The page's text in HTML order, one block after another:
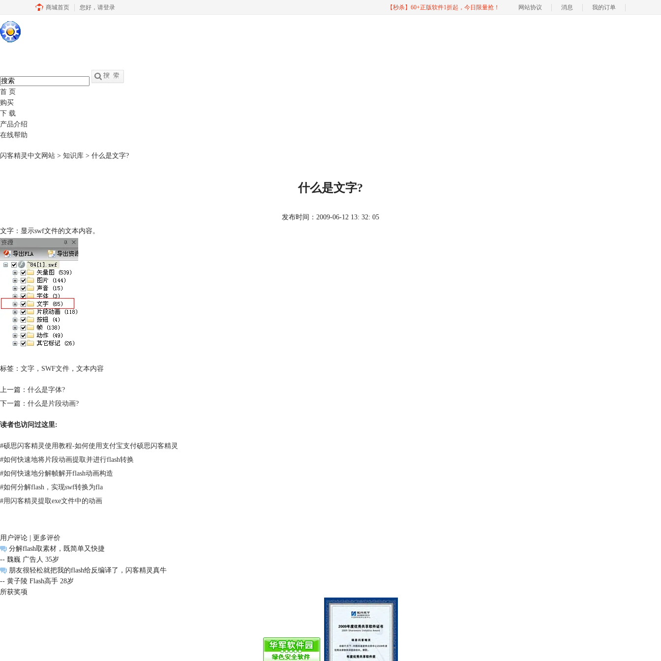
商城首页 您好， 请登录 【秒杀】60+正版软件1折起，今日限量抢！ 网站协议 消息 我的订单
首 页
购买
下 载
产品介绍
在线帮助
闪客精灵中文网站 > 知识库 > 什么是文字?
什么是文字?
发布时间：2009-06-12 13: 32: 05
文字：显示swf文件的文本内容。
标签： 文字 ， SWF文件 ， 文本内容
上一篇： 什么是字体?
下一篇： 什么是片段动画?
读者也访问过这里:
#硕思闪客精灵使用教程-如何使用支付宝支付硕思闪客精灵
#如何快速地将片段动画提取并进行flash转换
#如何快速地分解帧解开flash动画构造
#如何分解flash，实现swf转换为fla
#用闪客精灵提取exe文件中的动画
用户评论 | 更多评价
分解flash取素材，既简单又快捷
-- 魏巍 广告人 35岁
朋友很轻松就把我的flash给反编译了，闪客精灵真牛
-- 黄子陵 Flash高手 28岁
所获奖项